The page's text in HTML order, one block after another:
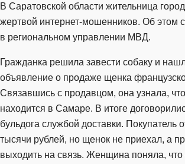
В Саратовской области жительница
жертвой интернет-мошенников. Об этом
в региональном управлении МВД.
Гражданка решила завести собаку и
объявление о продаже щенка
Связавшись с продавцом, она узнала,
находится в Самаре. В итоге
бульдога службой доставки. Покупатель
тысячи рублей, но щенок не приехал, а
выходить на связь. Женщина поняла,